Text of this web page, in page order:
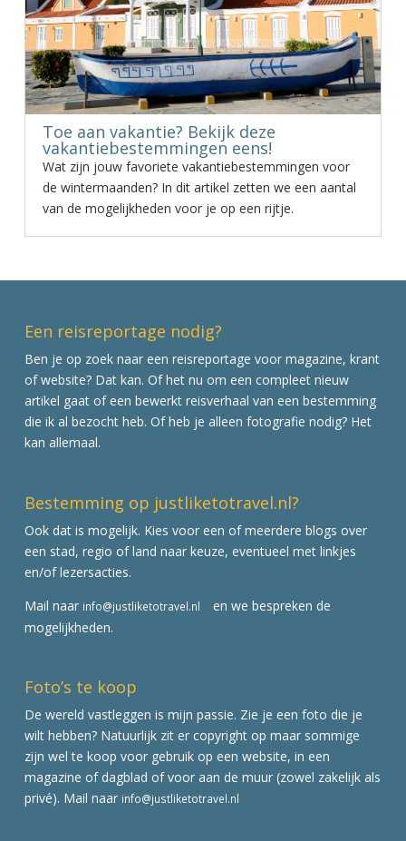
Toe aan vakantie? Bekijk deze
vakantiebestemmingen eens!
Wat zijn jouw favoriete vakantiebestemmingen voor
de wintermaanden? In dit artikel zetten we een aantal
van de mogelijkheden voor je op een rijtje.
Een reisreportage nodig?
Ben je op zoek naar een reisreportage voor magazine, krant
of website? Dat kan. Of het nu om een compleet nieuw
artikel gaat of een bewerkt reisverhaal van een bestemming
die ik al bezocht heb. Of heb je alleen fotografie nodig? Het
kan allemaal.
Bestemming op justliketotravel.nl?
Ook dat is mogelijk. Kies voor een of meerdere blogs over
een stad, regio of land naar keuze, eventueel met linkjes
en/of lezersacties.
Mail naar info@justliketotravel.nl
en we bespreken de
mogelijkheden.
Foto’s te koop
De wereld vastleggen is mijn passie. Zie je een foto die je
wilt hebben? Natuurlijk zit er copyright op maar sommige
zijn wel te koop voor gebruik op een website, in een
magazine of dagblad of voor aan de muur (zowel zakelijk als
privé). Mail naar info@justliketotravel.nl